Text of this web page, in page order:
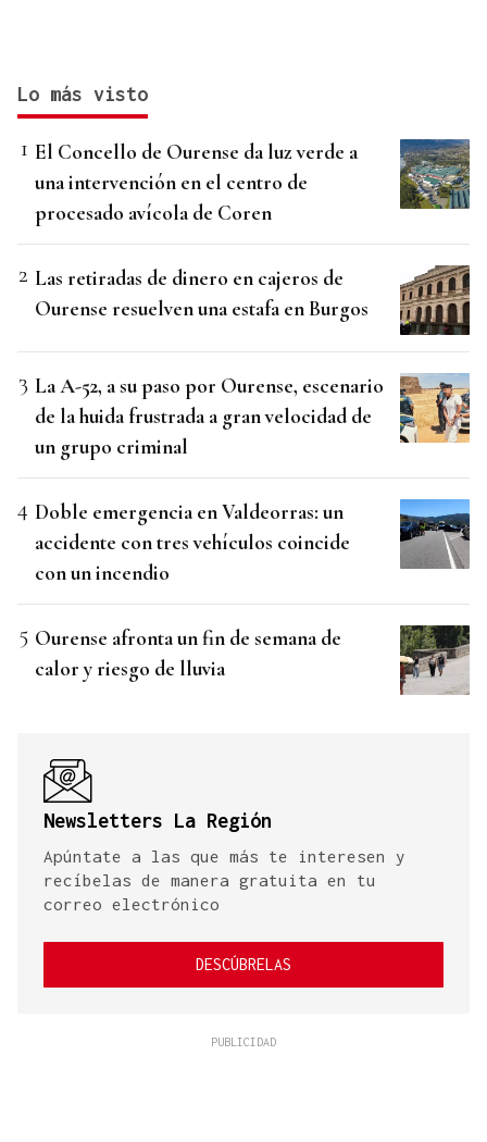
Lo más visto
El Concello de Ourense da luz verde a
una intervención en el centro de
procesado avícola de Coren
Las retiradas de dinero en cajeros de
Ourense resuelven una estafa en Burgos
La A-52, a su paso por Ourense, escenario
de la huida frustrada a gran velocidad de
un grupo criminal
Doble emergencia en Valdeorras: un
accidente con tres vehículos coincide
con un incendio
Ourense afronta un fin de semana de
calor y riesgo de lluvia
Newsletters La Región
Apúntate a las que más te interesen y
recíbelas de manera gratuita en tu
correo electrónico
DESCÚBRELAS